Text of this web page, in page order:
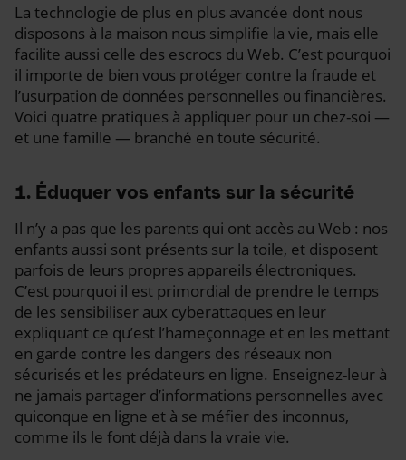
La technologie de plus en plus avancée dont nous
disposons à la maison nous simplifie la vie, mais elle
facilite aussi celle des escrocs du Web. C’est pourquoi
il importe de bien vous protéger contre la fraude et
l’usurpation de données personnelles ou financières.
Voici quatre pratiques à appliquer pour un chez-soi —
et une famille — branché en toute sécurité.
1. Éduquer vos enfants sur la sécurité
Il n’y a pas que les parents qui ont accès au Web : nos
enfants aussi sont présents sur la toile, et disposent
parfois de leurs propres appareils électroniques.
C’est pourquoi il est primordial de prendre le temps
de les sensibiliser aux cyberattaques en leur
expliquant ce qu’est l’hameçonnage et en les mettant
en garde contre les dangers des réseaux non
sécurisés et les prédateurs en ligne. Enseignez-leur à
ne jamais partager d’informations personnelles avec
quiconque en ligne et à se méfier des inconnus,
comme ils le font déjà dans la vraie vie.